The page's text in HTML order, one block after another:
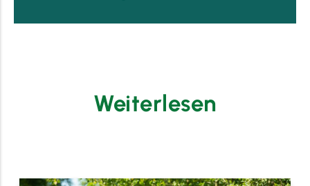
Weiterlesen